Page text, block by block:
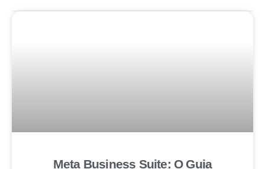
Meta Business Suite: O Guia